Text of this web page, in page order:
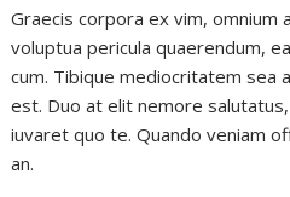
Graecis corpora ex vim, omnium
voluptua pericula quaerendum,
cum. Tibique mediocritatem sea
est. Duo at elit nemore
iuvaret quo te. Quando veniam
an.